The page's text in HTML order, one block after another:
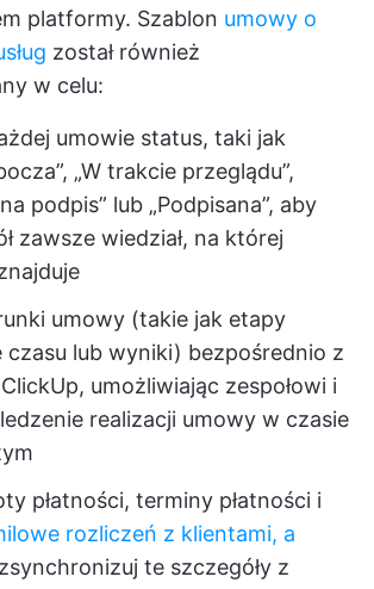
platformy. Szablon umowy o
został również
w celu:
umowie status, taki jak
„W trakcie przeglądu”,
podpis” lub „Podpisana”, aby
zawsze wiedział, na której
umowy (takie jak etapy
czasu lub wyniki) bezpośrednio z
umożliwiając zespołowi i
realizacji umowy w czasie
płatności, terminy płatności i
rozliczeń z klientami, a
zsynchronizuj te szczegóły z